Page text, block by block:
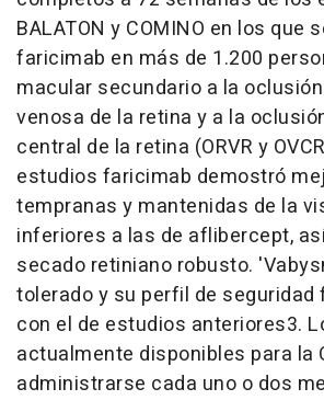
BALATON y COMINO en los que
faricimab en más de 1.200
macular secundario a la
venosa de la retina y a la
central de la retina (ORVR y
estudios faricimab demostró
tempranas y mantenidas de la
inferiores a las de aflibercept,
secado retiniano robusto.
tolerado y su perfil de
con el de estudios anteriores3.
actualmente disponibles para la
administrarse cada uno o dos